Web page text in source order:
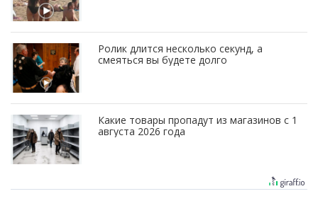
Ролик длится несколько секунд, а
смеяться вы будете долго
Какие товары пропадут из магазинов с 1
августа 2026 года